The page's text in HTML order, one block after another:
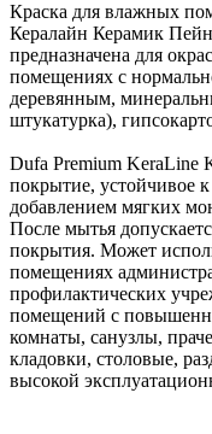
Краска для влажных
Кералайн Керамик
предназначена для
помещениях с
деревянным,
штукатурка),
Dufa Premium KeraLine
покрытие, устойчивое
добавлением мягких
После мытья
покрытия. Может
помещениях
профилактических
помещений с
комнаты, санузлы,
кладовки, столовые,
высокой